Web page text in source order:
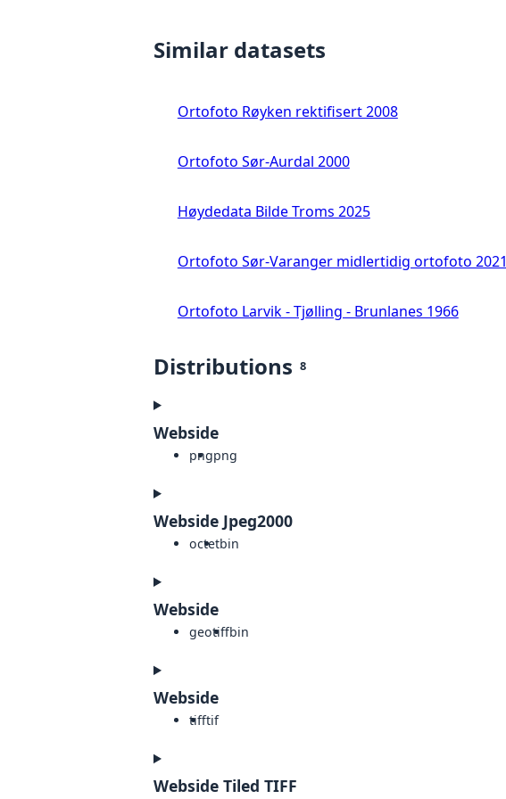
Similar datasets
Ortofoto Røyken rektifisert 2008
Ortofoto Sør-Aurdal 2000
Høydedata Bilde Troms 2025
Ortofoto Sør-Varanger midlertidig ortofoto 2021
Ortofoto Larvik - Tjølling - Brunlanes 1966
Distributions 8
Webside
pngpng
Webside Jpeg2000
octetbin
Webside
geotiffbin
Webside
tifftif
Webside Tiled TIFF